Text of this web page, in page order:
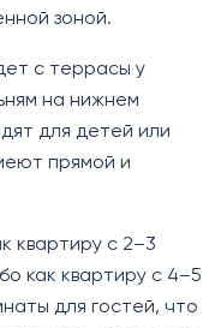
зоной.
с террасы у
на нижнем
для детей или
прямой и
квартиру с 2–3
как квартиру с 4–5
для гостей, что